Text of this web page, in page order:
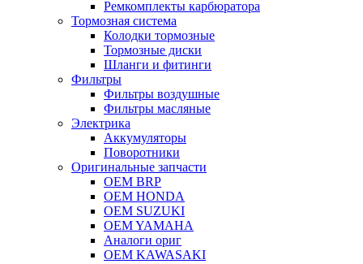
Ремкомплекты карбюратора
Тормозная система
Колодки тормозные
Тормозные диски
Шланги и фитинги
Фильтры
Фильтры воздушные
Фильтры масляные
Электрика
Аккумуляторы
Поворотники
Оригинальные запчасти
OEM BRP
OEM HONDA
OEM SUZUKI
OEM YAMAHA
Аналоги ориг
OEM KAWASAKI